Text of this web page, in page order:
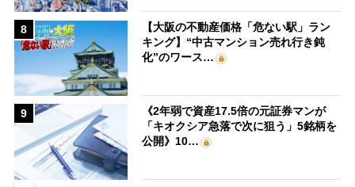
8
【大阪の不動産価格「危ない駅」ラン
キング】“中古マンション売れ行き鈍
化”のワース…
9
《2年弱で資産17.5倍の元証券マンが
「キオクシア急落で次に狙う」5銘柄を
公開》10…